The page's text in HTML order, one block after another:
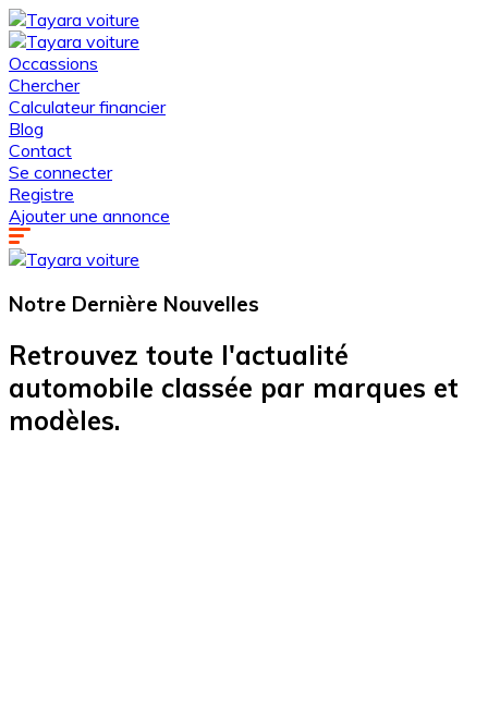
Occassions
Chercher
Calculateur financier
Blog
Contact
Se connecter
Registre
Ajouter une annonce
Notre Dernière Nouvelles
Retrouvez toute l'actualité
automobile classée par marques et
modèles.